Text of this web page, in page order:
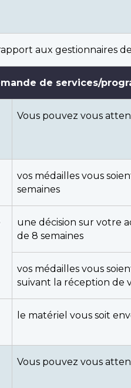
aux gestionnaires de
de services/
Vous pouvez vous
vos médailles vous
semaines
une décision sur votre
de 8 semaines
vos médailles vous
suivant la réception de
le matériel vous soit
Vous pouvez vous